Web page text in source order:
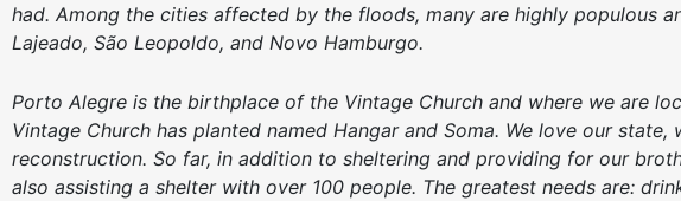
had. Among the cities affected by the floods, many are highly populous
Lajeado, São Leopoldo, and Novo Hamburgo.
Porto Alegre is the birthplace of the Vintage Church and where we are
Vintage Church has planted named Hangar and Soma. We love our
reconstruction. So far, in addition to sheltering and providing for our
also assisting a shelter with over 100 people. The greatest needs are: